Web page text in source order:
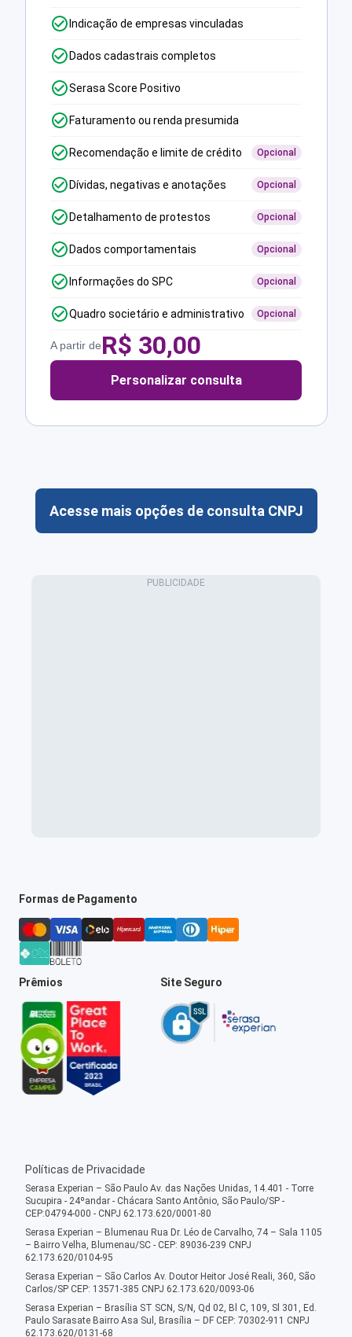
Indicação de empresas vinculadas
Dados cadastrais completos
Serasa Score Positivo
Faturamento ou renda presumida
Recomendação e limite de crédito Opcional
Dívidas, negativas e anotações Opcional
Detalhamento de protestos Opcional
Dados comportamentais Opcional
Informações do SPC Opcional
Quadro societário e administrativo Opcional
A partir deR$ 30,00
Personalizar consulta
Acesse mais opções de consulta CNPJ
Formas de Pagamento
Prêmios Site Seguro
Políticas de Privacidade
Serasa Experian – São Paulo Av. das Nações Unidas, 14.401 - Torre
Sucupira - 24ºandar - Chácara Santo Antônio, São Paulo/SP -
CEP:04794-000 - CNPJ 62.173.620/0001-80
Serasa Experian – Blumenau Rua Dr. Léo de Carvalho, 74 – Sala 1105
– Bairro Velha, Blumenau/SC - CEP: 89036-239 CNPJ
62.173.620/0104-95
Serasa Experian – São Carlos Av. Doutor Heitor José Reali, 360, São
Carlos/SP CEP: 13571-385 CNPJ 62.173.620/0093-06
Serasa Experian – Brasília ST SCN, S/N, Qd 02, Bl C, 109, Sl 301, Ed.
Paulo Sarasate Bairro Asa Sul, Brasília – DF CEP: 70302-911 CNPJ
62.173.620/0131-68